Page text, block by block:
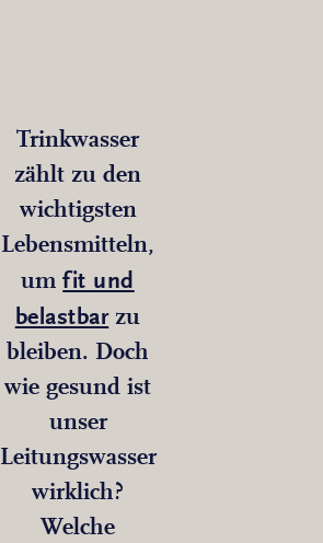
Trinkwasser
zählt zu den
wichtigsten
Lebensmitteln,
umfit und
belastbarzu
bleiben. Doch
wie gesund ist
unser
Leitungswasser
wirklich?
Welche